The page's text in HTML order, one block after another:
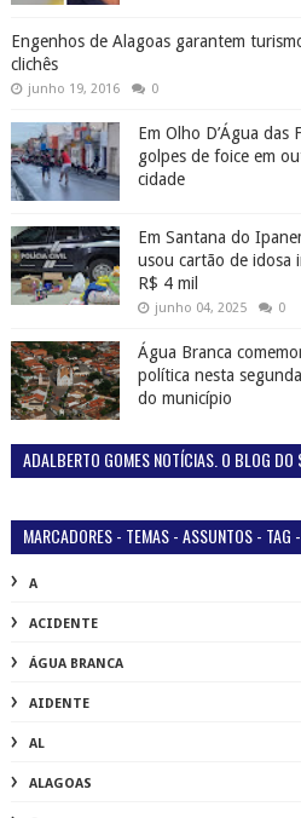
Engenhos de Alagoas garantem
clichês
junho 19, 2016 0
Em Olho D’Água das
golpes de foice em
cidade
Em Santana do
usou cartão de idosa
R$ 4 mil
junho 04, 2025 0
Água Branca
política nesta
do município
ADALBERTO GOMES NOTÍCIAS. O BLOG DO
MARCADORES - TEMAS - ASSUNTOS - TAG
A
ACIDENTE
ÁGUA BRANCA
AIDENTE
AL
ALAGOAS